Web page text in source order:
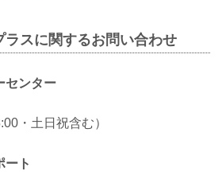
ラスに関するお問い合わせ
センター
・土日祝含む）
ート